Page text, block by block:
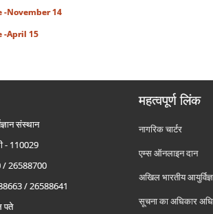
-November 14
-April 15
संस्थान
- 110029
/ 26588700
/ 26588641
पते
महत्वपूर्ण लिंक
नागरिक चार्टर
एम्स ऑनलाइन दान
अखिल भारतीय
सूचना का अधिकार